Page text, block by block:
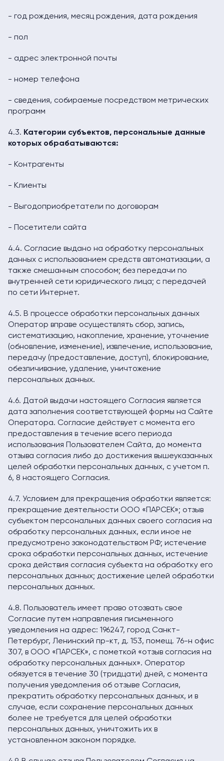
- год рождения, месяц рождения, дата рождения
- пол
- адрес электронной почты
- номер телефона
- сведения, собираемые посредством метрических
программ
4.3. Категории субъектов, персональные данные
которых обрабатываются:
- Контрагенты
- Клиенты
- Выгодоприобретатели по договорам
- Посетители сайта
4.4. Согласие выдано на обработку персональных
данных с использованием средств автоматизации, а
также смешанным способом; без передачи по
внутренней сети юридического лица; с передачей
по сети Интернет.
4.5. В процессе обработки персональных данных
Оператор вправе осуществлять сбор, запись,
систематизацию, накопление, хранение, уточнение
(обновление, изменение), извлечение, использование,
передачу (предоставление, доступ), блокирование,
обезличивание, удаление, уничтожение
персональных данных.
4.6. Датой выдачи настоящего Согласия является
дата заполнения соответствующей формы на Сайте
Оператора. Согласие действует с момента его
предоставления в течение всего периода
использования Пользователем Сайта, до момента
отзыва согласия либо до достижения вышеуказанных
целей обработки персональных данных, с учетом п.
6, 8 настоящего Согласия.
4.7. Условием для прекращения обработки является:
прекращение деятельности ООО «ПАРСЕК»; отзыв
субъектом персональных данных своего согласия на
обработку персональных данных, если иное не
предусмотрено законодательством РФ; истечение
срока обработки персональных данных, истечение
срока действия согласия субъекта на обработку его
персональных данных; достижение целей обработки
персональных данных.
4.8. Пользователь имеет право отозвать свое
Согласие путем направления письменного
уведомления на адрес: 196247, город Санкт-
Петербург, Ленинский пр-кт, д. 153, помещ. 76-н офис
307, в ООО «ПАРСЕК», с пометкой «отзыв согласия на
обработку персональных данных». Оператор
обязуется в течение 30 (тридцати) дней, с момента
получения уведомления об отзыве Согласия,
прекратить обработку персональных данных, и в
случае, если сохранение персональных данных
более не требуется для целей обработки
персональных данных, уничтожить их в
установленном законом порядке.